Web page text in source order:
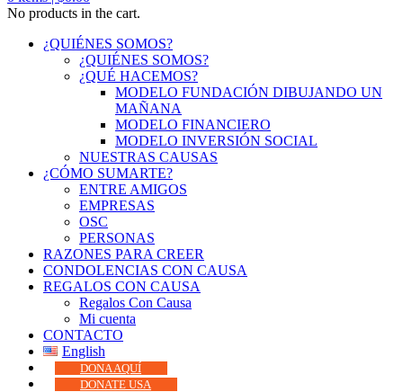
No products in the cart.
¿QUIÉNES SOMOS?
¿QUIÉNES SOMOS?
¿QUÉ HACEMOS?
MODELO FUNDACIÓN DIBUJANDO UN
MAÑANA
MODELO FINANCIERO
MODELO INVERSIÓN SOCIAL
NUESTRAS CAUSAS
¿CÓMO SUMARTE?
ENTRE AMIGOS
EMPRESAS
OSC
PERSONAS
RAZONES PARA CREER
CONDOLENCIAS CON CAUSA
REGALOS CON CAUSA
Regalos Con Causa
Mi cuenta
CONTACTO
English
DONA AQUÍ
DONATE USA